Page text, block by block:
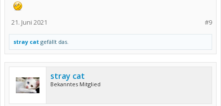
#9
21. Juni 2021
stray cat gefällt das.
stray cat
Bekanntes Mitglied